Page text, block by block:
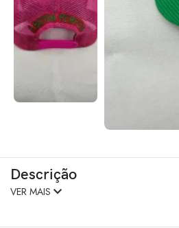
Descrição
VER MAIS